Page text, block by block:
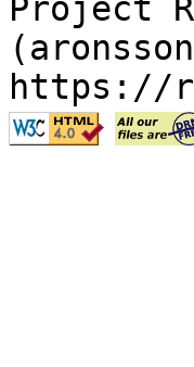
Project
https://